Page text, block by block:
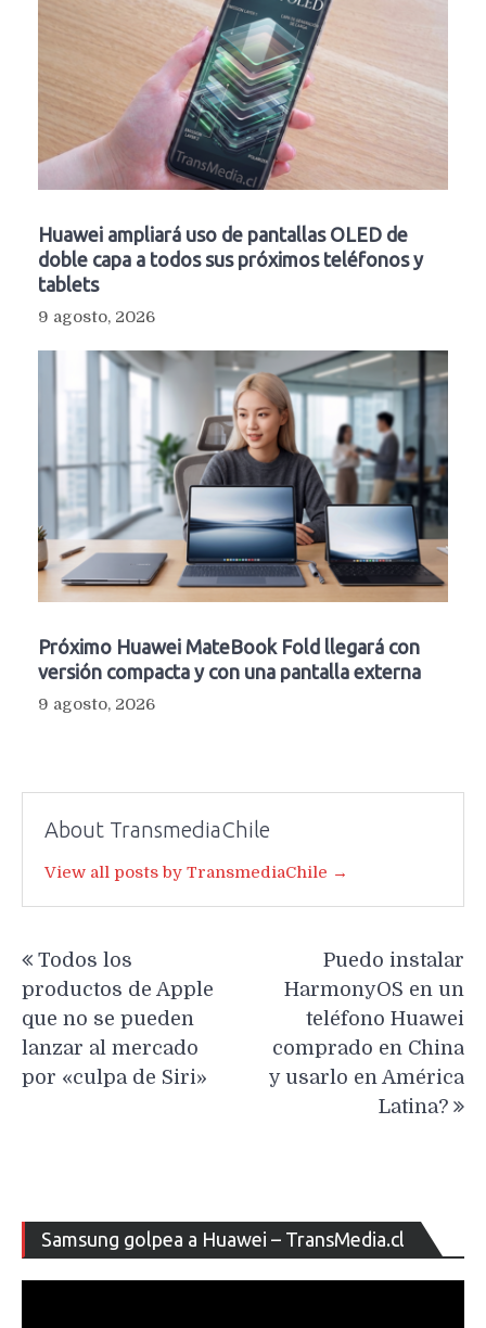
Huawei ampliará uso de pantallas OLED de
doble capa a todos sus próximos teléfonos y
tablets
9 agosto, 2026
Próximo Huawei MateBook Fold llegará con
versión compacta y con una pantalla externa
9 agosto, 2026
About TransmediaChile
View all posts by TransmediaChile →
de
entradas
Todos los
productos de Apple
que no se pueden
lanzar al mercado
por «culpa de Siri»
Puedo instalar
HarmonyOS en un
teléfono Huawei
comprado en China
y usarlo en América
Latina?
Samsung golpea a Huawei – TransMedia.cl
de